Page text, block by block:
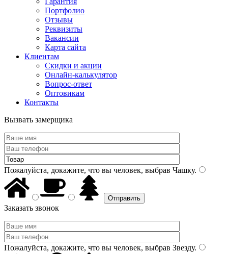
Портфолио
Отзывы
Реквизиты
Вакансии
Карта сайта
Клиентам
Скидки и акции
Онлайн-калькулятор
Вопрос-ответ
Оптовикам
Контакты
Вызвать замерщика
Пожалуйста, докажите, что вы человек, выбрав Чашку.
Заказать звонок
Пожалуйста, докажите, что вы человек, выбрав Звезду.